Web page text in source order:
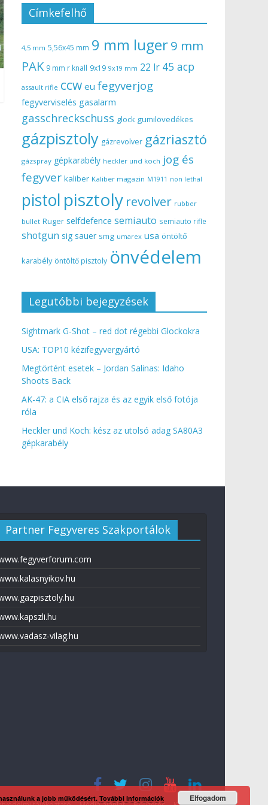
Címkefelhő
4,5 mm 5,56x45 mm 9 mm luger9 mm
PAK 9 mm r knall 9x19 9x19 mm 22 lr 45 acp
assault rifle ccw eu fegyverjog
fegyverviselés gasalarm
gasschreckschuss glock gumilövedékes
gázpisztoly gázrevolver gázriasztó
gázspray gépkarabély heckler und koch jog és
fegyver kaliber Kaliber magazin M1911 non lethal
pistol pisztoly revolver rubber
bullet Ruger selfdefence semiauto semiauto rifle
shotgun sig sauer smg umarex usa öntöltő
karabély öntöltő pisztoly önvédelem
Legutóbbi bejegyzések
Sightmark G-Shot – red dot régebbi Glockokra
USA: TOP10 kézifegyvergyártó
Megtörtént esetek – Jordan Salinas: Idaho
Shoots Back
AK-47: a CIA első rajza és az egyik első fotója
róla
Heckler und Koch: kész az utolsó adag SA80A3
gépkarabély
Partner Fegyveres Szakportálok
vilag.hu
a jobb működésért. További információk Elfogadom